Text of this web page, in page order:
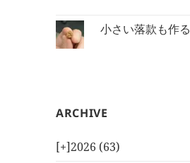
小さい落款も作る
ARCHIVE
[+]2026 (63)